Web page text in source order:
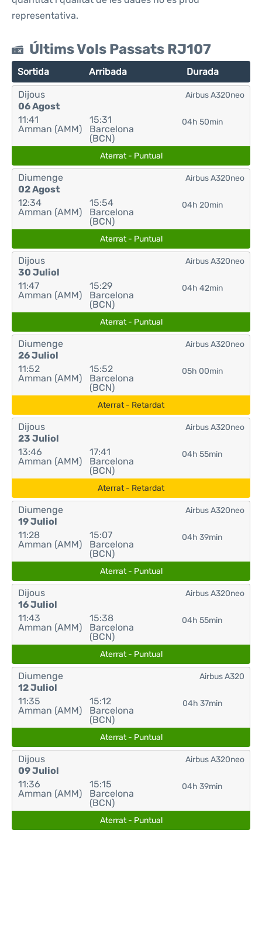
representativa.
Últims Vols Passats RJ107
Sortida Arribada Durada
Dijous
06 Agost
11:41
Amman (AMM)
15:31
Barcelona
(BCN)
04h 50min
Airbus A320neo
Aterrat - Puntual
Diumenge
02 Agost
12:34
Amman (AMM)
15:54
Barcelona
(BCN)
04h 20min
Airbus A320neo
Aterrat - Puntual
Dijous
30 Juliol
11:47
Amman (AMM)
15:29
Barcelona
(BCN)
04h 42min
Airbus A320neo
Aterrat - Puntual
Diumenge
26 Juliol
11:52
Amman (AMM)
15:52
Barcelona
(BCN)
05h 00min
Airbus A320neo
Aterrat - Retardat
Dijous
23 Juliol
13:46
Amman (AMM)
17:41
Barcelona
(BCN)
04h 55min
Airbus A320neo
Aterrat - Retardat
Diumenge
19 Juliol
11:28
Amman (AMM)
15:07
Barcelona
(BCN)
04h 39min
Airbus A320neo
Aterrat - Puntual
Dijous
16 Juliol
11:43
Amman (AMM)
15:38
Barcelona
(BCN)
04h 55min
Airbus A320neo
Aterrat - Puntual
Diumenge
12 Juliol
11:35
Amman (AMM)
15:12
Barcelona
(BCN)
04h 37min
Airbus A320
Aterrat - Puntual
Dijous
09 Juliol
11:36
Amman (AMM)
15:15
Barcelona
(BCN)
04h 39min
Airbus A320neo
Aterrat - Puntual